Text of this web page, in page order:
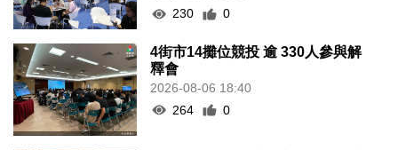
230
0
4街市14攤位競投 逾 330人參與解
釋會
2026-08-06 18:40
264
0